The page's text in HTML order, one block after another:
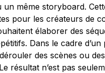
un même storyboard.
pour les créateurs de
élaborer des
Dans le cadre
des scènes ou
résultat n’est pas